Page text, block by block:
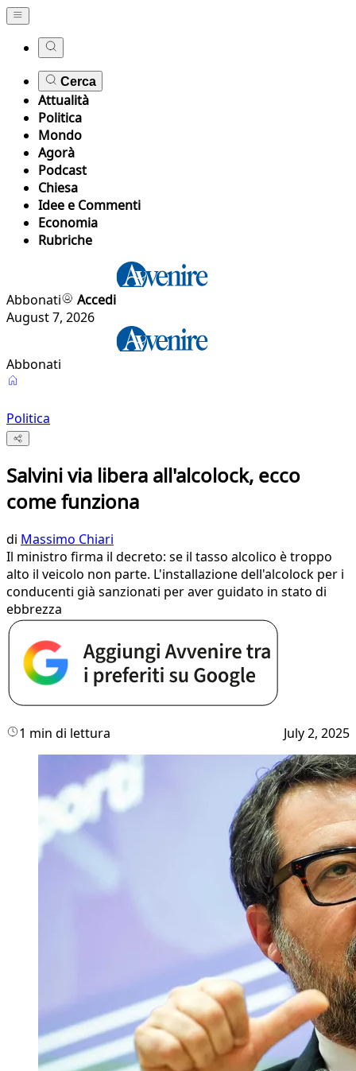
Cerca
Attualità
Politica
Mondo
Agorà
Podcast
Chiesa
Idee e Commenti
Economia
Rubriche
Abbonati
Accedi
August 7, 2026
Abbonati
Politica
Salvini via libera all'alcolock, ecco
come funziona
di Massimo Chiari
Il ministro firma il decreto: se il tasso alcolico è troppo
alto il veicolo non parte. L'installazione dell'alcolock per i
conducenti già sanzionati per aver guidato in stato di
ebbrezza
1 min di lettura July 2, 2025